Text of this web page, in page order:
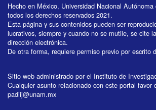
Hecho en México, Universidad Nacional
todos los derechos reservados 2021.
Esta página y sus contenidos pueden ser
lucrativos, siempre y cuando no se mutile, se cite
dirección electrónica.
De otra forma, requiere permiso previo por escrito
Sitio web administrado por el Instituto de
Cualquier asunto relacionado con este portal favor
padiij@unam.mx